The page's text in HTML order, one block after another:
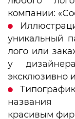
компании:
уникальный
лого или
у
эксклюзивно
названия
красивым